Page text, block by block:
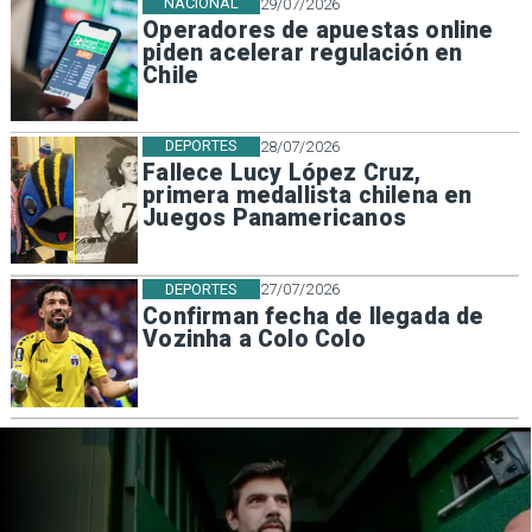
29/07/2026
Operadores de apuestas online
piden acelerar regulación en
Chile
28/07/2026
Fallece Lucy López Cruz,
primera medallista chilena en
Juegos Panamericanos
DEPORTES
27/07/2026
Confirman fecha de llegada de
Vozinha a Colo Colo
DEPORTES